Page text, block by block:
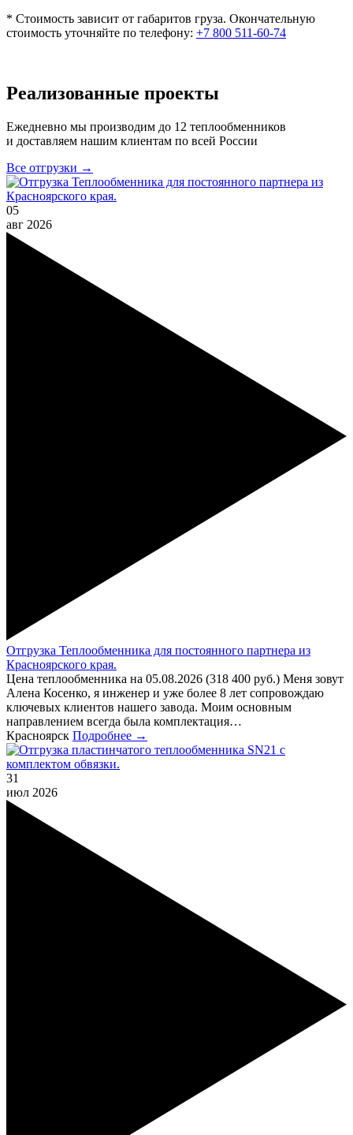
* Стоимость зависит от габаритов груза. Окончательную
стоимость уточняйте по телефону: +7 800 511-60-74
Реализованные проекты
Ежедневно мы производим до 12 теплообменников
и доставляем нашим клиентам по всей России
Все отгрузки →
05
авг 2026
Отгрузка Теплообменника для постоянного партнера из
Красноярского края.
Цена теплообменника на 05.08.2026 (318 400 руб.) Меня зовут
Алена Косенко, я инженер и уже более 8 лет сопровождаю
ключевых клиентов нашего завода. Моим основным
направлением всегда была комплектация…
Красноярск Подробнее →
31
июл 2026